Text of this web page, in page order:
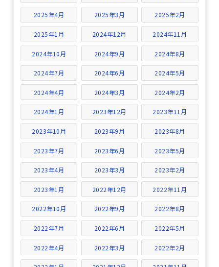
2025年4月 2025年3月 2025年2月
2025年1月 2024年12月 2024年11月
2024年10月 2024年9月 2024年8月
2024年7月 2024年6月 2024年5月
2024年4月 2024年3月 2024年2月
2024年1月 2023年12月 2023年11月
2023年10月 2023年9月 2023年8月
2023年7月 2023年6月 2023年5月
2023年4月 2023年3月 2023年2月
2023年1月 2022年12月 2022年11月
2022年10月 2022年9月 2022年8月
2022年7月 2022年6月 2022年5月
2022年4月 2022年3月 2022年2月